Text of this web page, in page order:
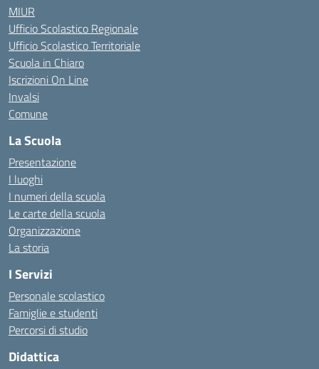
MIUR
Ufficio Scolastico Regionale
Ufficio Scolastico Territoriale
Scuola in Chiaro
Iscrizioni On Line
Invalsi
Comune
La Scuola
Presentazione
I luoghi
I numeri della scuola
Le carte della scuola
Organizzazione
La storia
I Servizi
Personale scolastico
Famiglie e studenti
Percorsi di studio
Didattica